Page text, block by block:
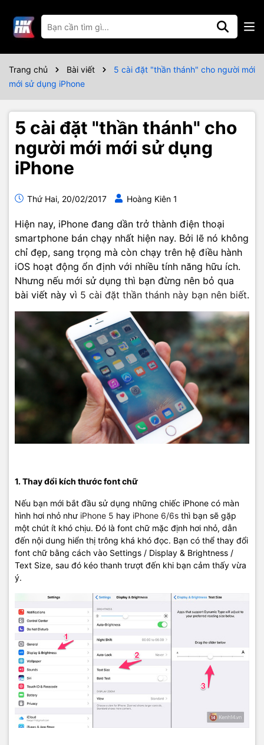
Trang chủ Bài viết
5 cài đặt "thần thánh" cho người mới
mới sử dụng iPhone
5 cài đặt "thần thánh" cho
người mới mới sử dụng
iPhone
Thứ Hai, 20/02/2017 Hoàng Kiên 1
Hiện nay, iPhone đang dần trở thành điện thoại
smartphone bán chạy nhất hiện nay. Bởi lẽ nó không
chỉ đẹp, sang trọng mà còn chạy trên hệ điều hành
iOS hoạt động ổn định với nhiều tính năng hữu ích.
Nhưng nếu mới sử dụng thì bạn đừng nên bỏ qua
bài viết này vì 5 cài đặt thần thánh này bạn nên biết.
1. Thay đổi kích thước font chữ
Nếu bạn mới bắt đầu sử dụng những chiếc iPhone có màn
hình hơi nhỏ như iPhone 5 hay iPhone 6/6s thì bạn sẽ gặp
một chút ít khó chịu. Đó là font chữ mặc định hơi nhỏ, dẫn
đến nội dung hiển thị trông khá khó đọc. Bạn có thể thay đổi
font chữ bằng cách vào Settings / Display & Brightness /
Text Size, sau đó kéo thanh trượt đến khi bạn cảm thấy vừa
ý.